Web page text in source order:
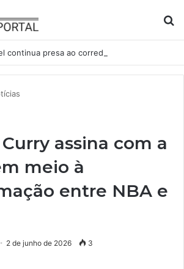
assina com a
meio à
entre NBA e
2 de junho de 2026 3